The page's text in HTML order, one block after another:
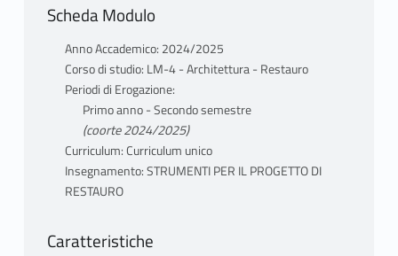
Scheda Modulo
Anno Accademico: 2024/2025
Corso di studio: LM-4 - Architettura - Restauro
Periodi di Erogazione:
Primo anno - Secondo semestre
(coorte 2024/2025)
Curriculum: Curriculum unico
Insegnamento: STRUMENTI PER IL PROGETTO DI
RESTAURO
Caratteristiche